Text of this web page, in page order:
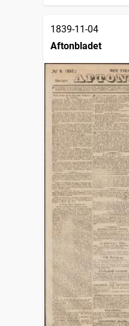
1839-11-04
Aftonbladet